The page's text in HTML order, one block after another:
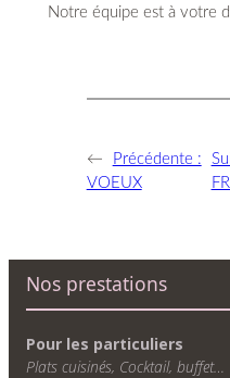
Notre équipe est à votre
←
Précédente :
VOEUX
Nos prestations
Pour les particuliers
Plats cuisinés, Cocktail, buffet…